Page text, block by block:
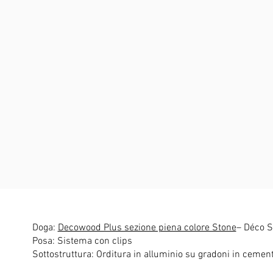
Doga: Decowood Plus sezione piena colore Stone– Déco
Posa: Sistema con clips
Sottostruttura: Orditura in alluminio su gradoni in